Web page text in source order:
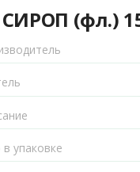
(фл.)
упаковке